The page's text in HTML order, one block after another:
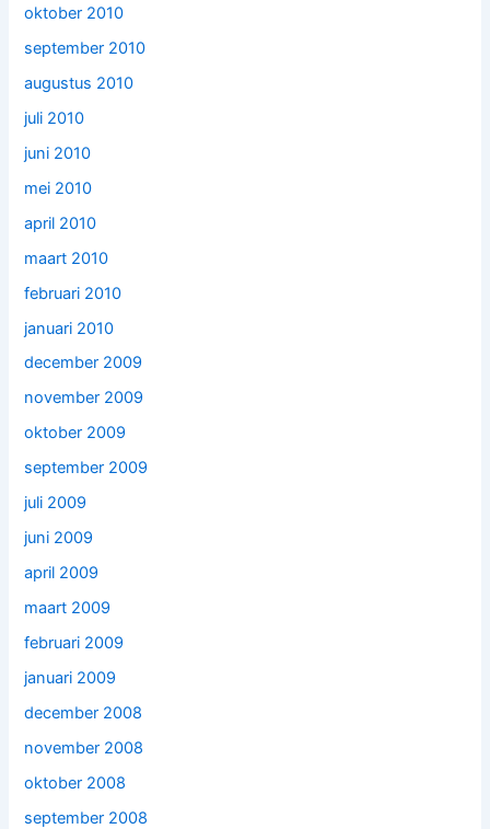
oktober 2010
september 2010
augustus 2010
juli 2010
juni 2010
mei 2010
april 2010
maart 2010
februari 2010
januari 2010
december 2009
november 2009
oktober 2009
september 2009
juli 2009
juni 2009
april 2009
maart 2009
februari 2009
januari 2009
december 2008
november 2008
oktober 2008
september 2008